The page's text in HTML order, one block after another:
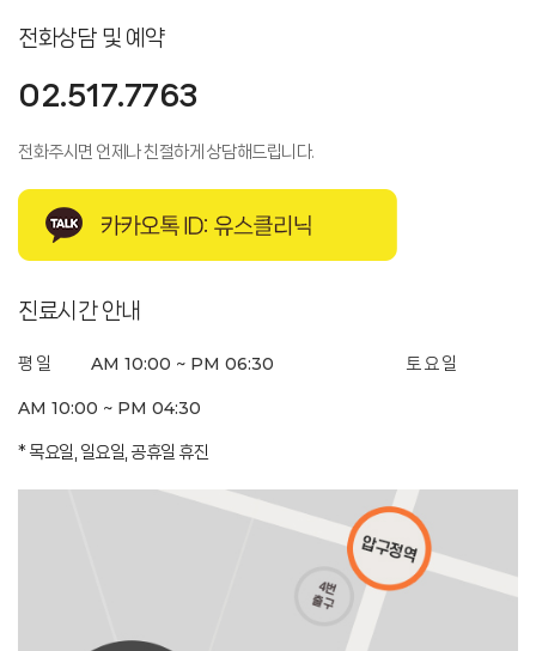
전화상담 및 예약
02.517.7763
전화주시면 언제나 친절하게 상담해드립니다.
진료시간 안내
평 일 AM 10:00 ~ PM 06:30 토 요 일
AM 10:00 ~ PM 04:30
* 목요일, 일요일, 공휴일 휴진